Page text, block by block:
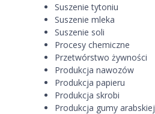
Suszenie tytoniu
Suszenie mleka
Suszenie soli
Procesy chemiczne
Przetwórstwo żywności
Produkcja nawozów
Produkcja papieru
Produkcja skrobi
Produkcja gumy arabskiej